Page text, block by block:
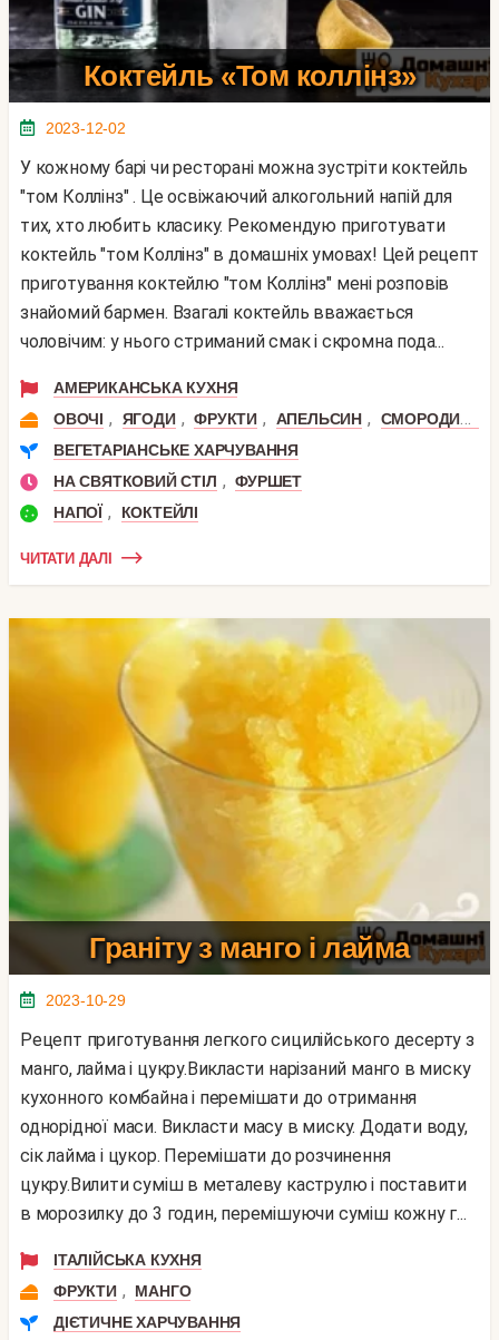
Коктейль «Том коллінз»
2023-12-02
У кожному барі чи ресторані можна зустріти коктейль
"том Коллінз" . Це освіжаючий алкогольний напій для
тих, хто любить класику. Рекомендую приготувати
коктейль "том Коллінз" в домашніх умовах! Цей рецепт
приготування коктейлю "том Коллінз" мені розповів
знайомий бармен. Взагалі коктейль вважається
чоловічим: у нього стриманий смак і скромна пода...
АМЕРИКАНСЬКА КУХНЯ
ОВОЧІ , ЯГОДИ , ФРУКТИ , АПЕЛЬСИН , СМОРОДИНА
ВЕГЕТАРІАНСЬКЕ ХАРЧУВАННЯ
НА СВЯТКОВИЙ СТІЛ , ФУРШЕТ
НАПОЇ , КОКТЕЙЛІ
ЧИТАТИ ДАЛІ
Граніту з манго і лайма
2023-10-29
Рецепт приготування легкого сицилійського десерту з
манго, лайма і цукру.Викласти нарізаний манго в миску
кухонного комбайна і перемішати до отримання
однорідної маси. Викласти масу в миску. Додати воду,
сік лайма і цукор. Перемішати до розчинення
цукру.Вилити суміш в металеву каструлю і поставити
в морозилку до 3 годин, перемішуючи суміш кожну г...
ІТАЛІЙСЬКА КУХНЯ
ФРУКТИ ,
МАНГО
ДІЄТИЧНЕ ХАРЧУВАННЯ